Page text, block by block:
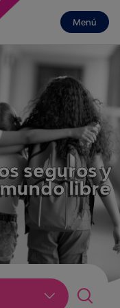
Menú
seguros y
libre
Lo último